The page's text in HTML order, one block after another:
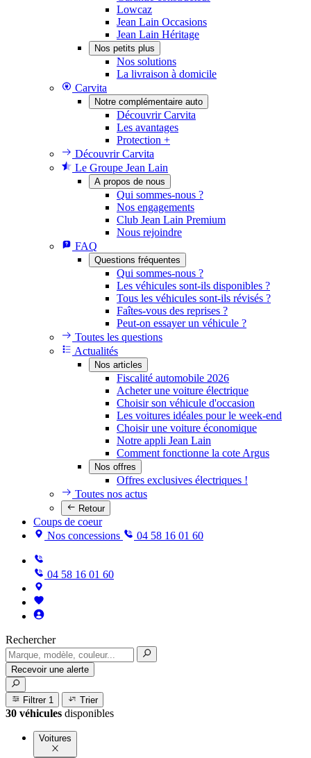
Lowcaz
Jean Lain Occasions
Jean Lain Héritage
Nos petits plus
Nos solutions
La livraison à domicile
Carvita
Notre complémentaire auto
Découvrir Carvita
Les avantages
Protection +
Découvrir Carvita
Le Groupe Jean Lain
A propos de nous
Qui sommes-nous ?
Nos engagements
Club Jean Lain Premium
Nous rejoindre
FAQ
Questions fréquentes
Qui sommes-nous ?
Les véhicules sont-ils disponibles ?
Tous les véhicules sont-ils révisés ?
Faîtes-vous des reprises ?
Peut-on essayer un véhicule ?
Toutes les questions
Actualités
Nos articles
Fiscalité automobile 2026
Acheter une voiture électrique
Choisir son véhicule d'occasion
Les voitures idéales pour le week-end
Choisir une voiture économique
Notre appli Jean Lain
Comment fonctionne la cote Argus
Nos offres
Offres exclusives électriques !
Toutes nos actus
Retour
Coups de coeur
Nos concessions
04 58 16 01 60
04 58 16 01 60
Rechercher
Recevoir une alerte
Filtrer 1 Trier
30 véhicules disponibles
Voitures